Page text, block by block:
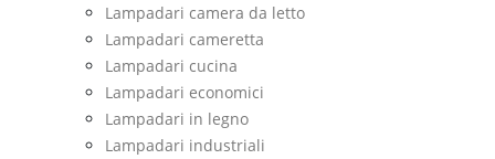
Lampadari camera da letto
Lampadari cameretta
Lampadari cucina
Lampadari economici
Lampadari in legno
Lampadari industriali